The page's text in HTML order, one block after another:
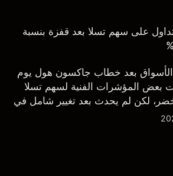
على سهم تسلا بعد قفزة بنسبة
الأسواق بعد خطاب جاكسون هول يوم
بعض المؤشرات الفنية لسهم تسلا
لكن لم يحدث بعد تغيير شامل في
الإطار اليومي أو الأسبوعي.